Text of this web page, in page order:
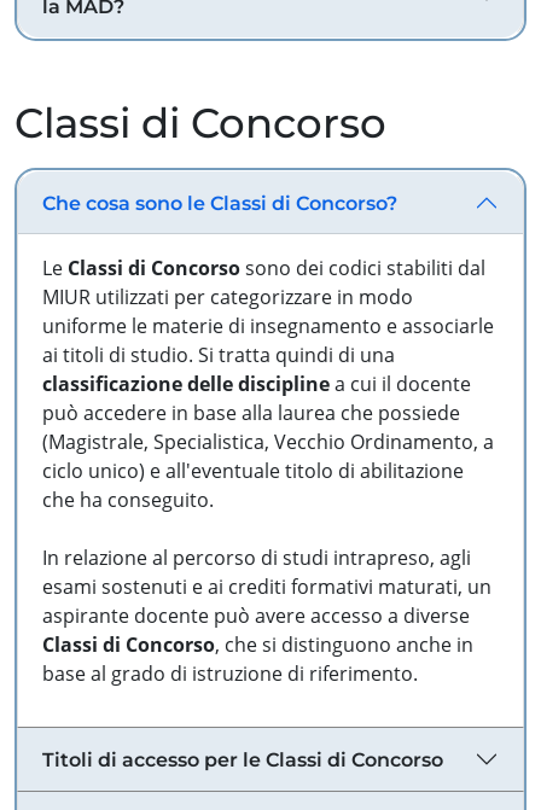
la MAD?
Classi di Concorso
Che cosa sono le Classi di Concorso?
Le Classi di Concorsosono dei codici stabiliti dal
MIUR utilizzati per categorizzare in modo
uniforme le materie di insegnamento e associarle
ai titoli di studio. Si tratta quindi di una
classificazione delle disciplinea cui il docente
può accedere in base alla laurea che possiede
(Magistrale, Specialistica, Vecchio Ordinamento, a
ciclo unico) e all'eventuale titolo di abilitazione
che ha conseguito.
In relazione al percorso di studi intrapreso, agli
esami sostenuti e ai crediti formativi maturati, un
aspirante docente può avere accesso a diverse
Classi di Concorso, che si distinguono anche in
base al grado di istruzione di riferimento.
Titoli di accesso per le Classi di Concorso